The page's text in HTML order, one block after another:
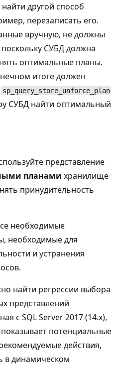
другой способ
перезаписать его.
вручную, не должны
СУБД должна
оптимальные планы.
итоге должен
sp_query_store_unforce_plan
СУБД найти оптимальный
представление
планами хранилище
принудительность
необходимые
необходимые для
и устранения
найти регрессии выбора
представлений
с SQL Server 2017 (14.x),
потенциальные
действия,
в динамическом